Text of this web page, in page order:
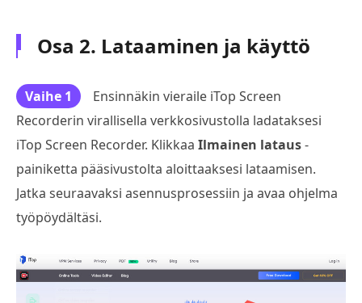
Osa 2. Lataaminen ja käyttö
Vaihe 1
Ensinnäkin vieraile iTop Screen
Recorderin virallisella verkkosivustolla ladataksesi
iTop Screen Recorder. Klikkaa Ilmainen lataus-
painiketta pääsivustolta aloittaaksesi lataamisen.
Jatka seuraavaksi asennusprosessiin ja avaa ohjelma
työpöydältäsi.